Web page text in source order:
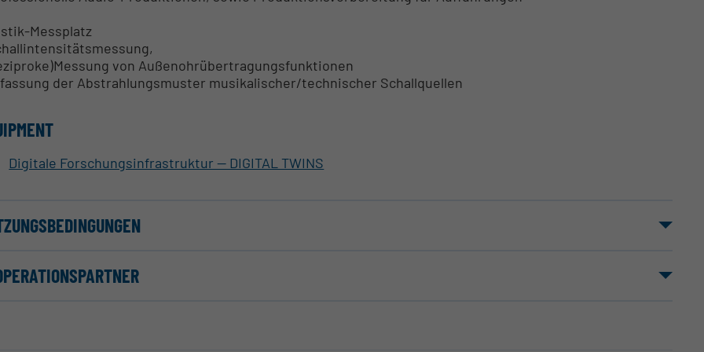
Messplatz
von Außenohrübertragungsfunktionen
der Abstrahlungsmuster musikalischer/technischer Schallquellen
Digitale Forschungsinfrastruktur -- DIGITAL TWINS